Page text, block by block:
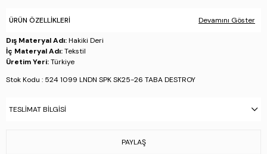
ÜRÜN ÖZELLIKLERI Devamını Göster
Dış Materyal Adı:Hakiki Deri
İç Materyal Adı:Tekstil
Üretim Yeri:Türkiye
Stok Kodu : 524 1099 LNDN SPK SK25-26 TABA DESTROY
TESLIMAT BILGISI
PAYLAŞ